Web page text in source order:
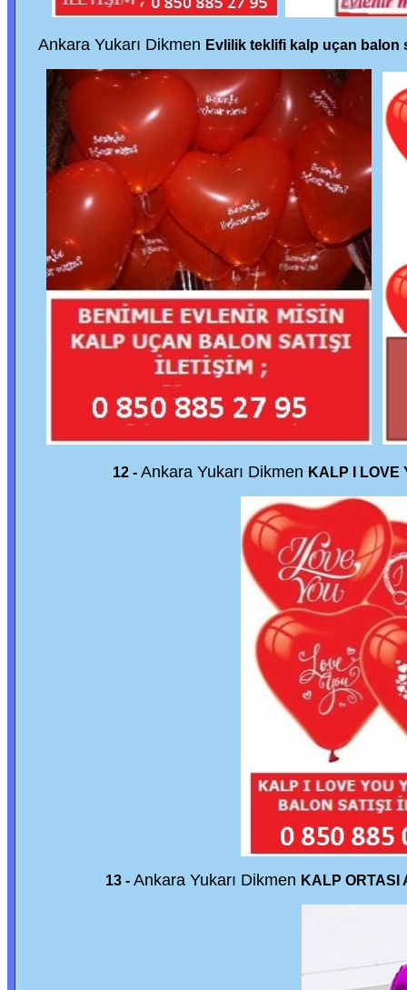
Ankara Yukarı Dikmen Evlilik teklifi kalp uçan balon
12 - Ankara Yukarı Dikmen KALP I LOVE
13 - Ankara Yukarı Dikmen KALP ORTASI